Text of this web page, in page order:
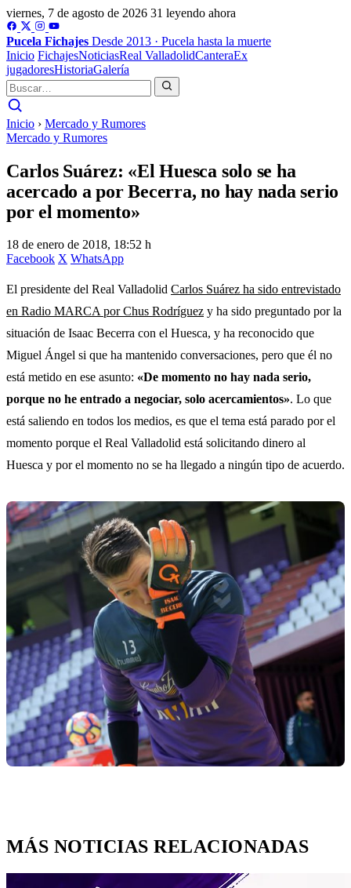
viernes, 7 de agosto de 2026 31 leyendo ahora
Pucela Fichajes Desde 2013 · Pucela hasta la muerte
Inicio FichajesNoticiasReal ValladolidCanteraEx
jugadoresHistoriaGalería
Inicio › Mercado y Rumores
Mercado y Rumores
Carlos Suárez: «El Huesca solo se ha
acercado a por Becerra, no hay nada serio
por el momento»
18 de enero de 2018, 18:52 h
Facebook X WhatsApp
El presidente del Real Valladolid Carlos Suárez ha sido entrevistado
en Radio MARCA por Chus Rodríguez y ha sido preguntado por la
situación de Isaac Becerra con el Huesca, y ha reconocido que
Miguel Ángel si que ha mantenido conversaciones, pero que él no
está metido en ese asunto: «De momento no hay nada serio,
porque no he entrado a negociar, solo acercamientos». Lo que
está saliendo en todos los medios, es que el tema está parado por el
momento porque el Real Valladolid está solicitando dinero al
Huesca y por el momento no se ha llegado a ningún tipo de acuerdo.
MÁS NOTICIAS RELACIONADAS